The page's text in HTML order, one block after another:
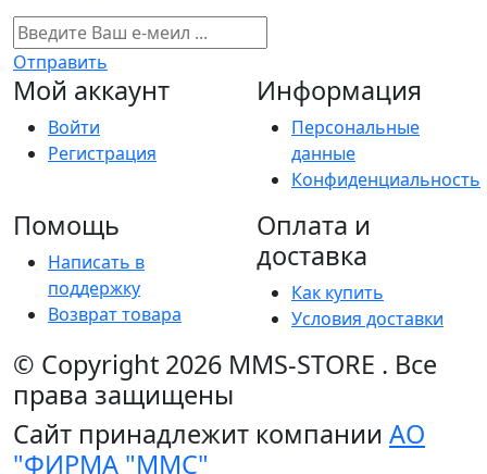
Отправить
Мой аккаунт
Войти
Регистрация
Информация
Персональные
данные
Конфиденциальность
Помощь
Написать в
поддержку
Возврат товара
Оплата и
доставка
Как купить
Условия доставки
© Copyright 2026 MMS-STORE . Все
права защищены
Сайт принадлежит компании АО
"ФИРМА "ММС"